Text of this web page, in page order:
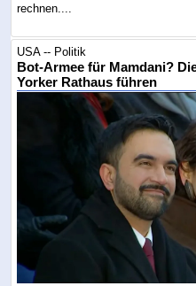
rechnen....
USA -- Politik
Bot-Armee für Mamdani?
Yorker Rathaus führen